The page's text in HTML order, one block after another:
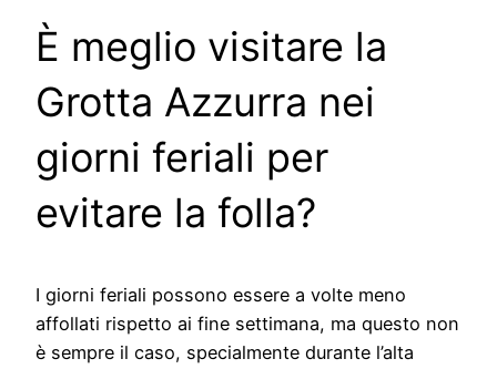
È meglio visitare la
Grotta Azzurra nei
giorni feriali per
evitare la folla?
I giorni feriali possono essere a volte meno
affollati rispetto ai fine settimana, ma questo non
è sempre il caso, specialmente durante l’alta